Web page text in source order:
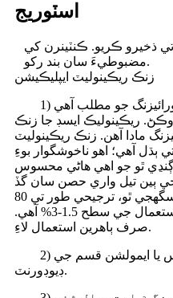
اسٽوريج
ذخيرو ڪريو. ڪنٽينرن کي
مضبوطيءَ سان بند رکو.
زنڪ ريڪينوليٽ ايپليڪيشن
1) سينگار جي استعمال ۾، ڊيوڊورائيزنگ جو مطلب آهي
ريڪينوليڪ ايسڊ جا زنڪ
مادا آهن. زنڪ ريڪينوليٽ
ٻڌل آهي؛ اهو ناخوشگوار بوءِ
ٿو جو اهي هاڻي محسوس
ٻين تيل واري حصن سان گڏ
ڳاري سگهجي ٿو، ترجيحي طور تي 80°C/176°F تي. معمول
مطابق ايملسيفائي ڪريو. عام استعمال جي سطح 1.5-3% آهي.
صرف ٻاهرين استعمال لاءِ.
2) انڊسٽري فيلڊ، ڊيوڊورنٽ اسٽڪس يا ايمولشن قسم جي
ڊيوڊورنٽ.